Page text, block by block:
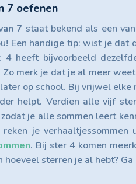
7 oefenen
7 staat bekend als een
Een handige tip: wist je dat
heeft bijvoorbeeld
merk je dat je al meer
op school. Bij vrijwel
helpt. Verdien alle vijf
je alle sommen leert
je verhaaltjessommen
. Bij ster 4 komen
hoeveel sterren je al hebt?